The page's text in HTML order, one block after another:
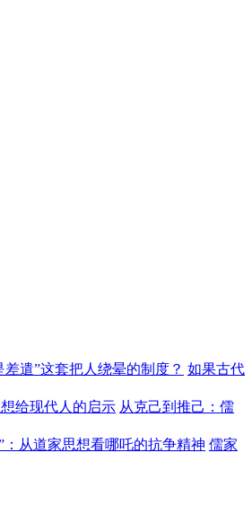
遣”这套把人绕晕的制度？ 如果古代
给现代人的启示 从克己到推己：儒
：从道家思想看哪吒的抗争精神 儒家